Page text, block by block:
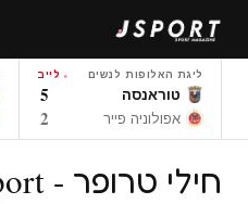
לתוכן
ליגת האלופות לנשים לייב
טוראנסה 5
אפולוניה פייר 2
חילי טרופר - JSport